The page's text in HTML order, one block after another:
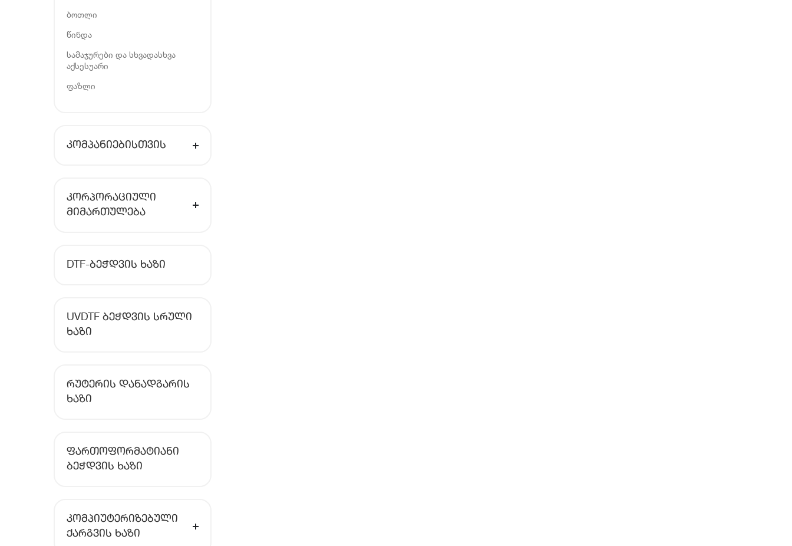
ბოთლი
წინდა
სამაჯურები და სხვადასხვა
აქსესუარი
ფაზლი
ᲙᲝᲛᲞᲐᲜᲘᲔᲑᲘᲡᲗᲕᲘᲡ
ᲙᲝᲠᲞᲝᲠᲐᲪᲘᲣᲚᲘ
ᲛᲘᲛᲐᲠᲗᲣᲚᲔᲑᲐ
DTF-ᲑᲔᲭᲓᲕᲘᲡ ᲮᲐᲖᲘ
UVDTF ᲑᲔᲭᲓᲕᲘᲡ ᲡᲠᲣᲚᲘ
ᲮᲐᲖᲘ
ᲠᲣᲢᲔᲠᲘᲡ ᲓᲐᲜᲐᲓᲒᲐᲠᲘᲡ
ᲮᲐᲖᲘ
ᲤᲐᲠᲗᲝᲤᲝᲠᲛᲐᲢᲘᲐᲜᲘ
ᲑᲔᲭᲓᲕᲘᲡ ᲮᲐᲖᲘ
ᲙᲝᲛᲞᲘᲣᲢᲔᲠᲘᲖᲔᲑᲣᲚᲘ
ᲥᲐᲠᲒᲕᲘᲡ ᲮᲐᲖᲘ